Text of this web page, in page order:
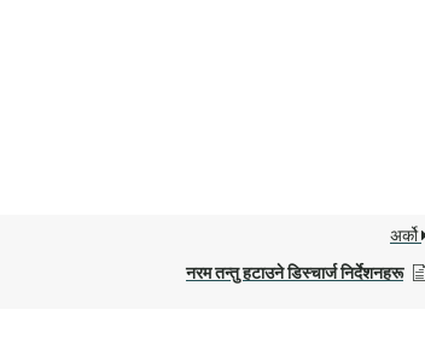
अर्को
नरम तन्तु हटाउने डिस्चार्ज निर्देशनहरू